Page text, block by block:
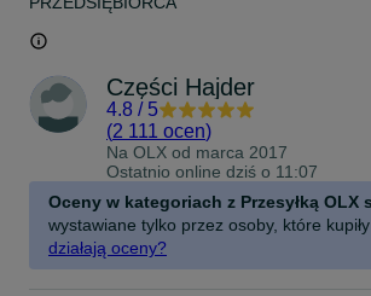
Części Hajder
4.8 / 5
(2 111 ocen)
Na OLX od marca 2017
Ostatnio online dziś o 11:07
Oceny w kategoriach z Przesyłką OLX
wystawiane tylko przez osoby, które
działają oceny?